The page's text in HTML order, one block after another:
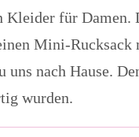
Kleider für Damen.
Mini-Rucksack
uns nach Hause.
wurden.